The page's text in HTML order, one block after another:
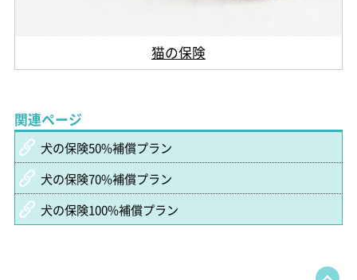
猫の保険
関連ページ
犬の保険50%補償プラン
犬の保険70%補償プラン
犬の保険100%補償プラン